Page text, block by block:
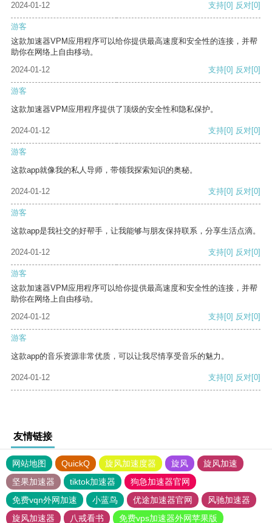
2024-01-12 支持[0] 反对[0]
游客
这款加速器VPM应用程序可以给你提供最高速度和安全性的连接，并帮
助你在网络上自由移动。
2024-01-12
支持[0] 反对[0]
游客
这款加速器VPM应用程序提供了顶级的安全性和隐私保护。
2024-01-12 支持[0] 反对[0]
游客
这款app就像我的私人导师，带领我探索知识的奥秘。
2024-01-12 支持[0] 反对[0]
游客
这款app是我社交的好帮手，让我能够与朋友保持联系，分享生活点滴。
2024-01-12 支持[0] 反对[0]
游客
这款加速器VPM应用程序可以给你提供最高速度和安全性的连接，并帮
助你在网络上自由移动。
2024-01-12
支持[0] 反对[0]
游客
这款app的音乐资源非常优质，可以让我尽情享受音乐的魅力。
2024-01-12 支持[0] 反对[0]
友情链接
网站地图 QuickQ 旋风加速度器 旋风
旋风加速
坚果加速器
tiktok加速器
狗急加速器官网
免费vqn外网加速
小蓝鸟 优途加速器官网
风驰加速器
旋风加速器
八戒看书 免费vps加速器外网苹果版